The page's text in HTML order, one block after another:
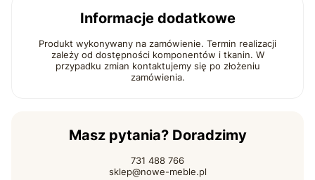
Informacje dodatkowe
Produkt wykonywany na zamówienie. Termin realizacji
zależy od dostępności komponentów i tkanin. W
przypadku zmian kontaktujemy się po złożeniu
zamówienia.
Masz pytania? Doradzimy
731 488 766
sklep@nowe-meble.pl